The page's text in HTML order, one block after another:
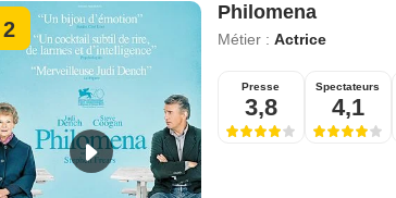
2
Philomena
Métier : Actrice
Presse
3,8
Spectateurs
4,1